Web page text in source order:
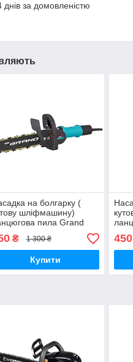
за домовленістю
на болгарку (
шліфмашину)
пила Grand
₴ 1 300 ₴
Купити
по
450